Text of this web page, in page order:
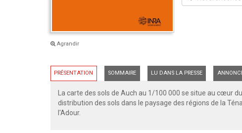
Agrandir
PRÉSENTATION SOMMAIRE LU DANS LA PRESSE
La carte des sols de Auch au 1/100 000 se situe au cœur
distribution des sols dans le paysage des régions de la
l'Adour.